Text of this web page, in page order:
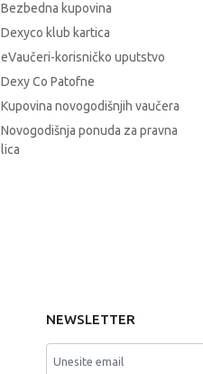
Bezbedna kupovina
Dexyco klub kartica
eVaučeri-korisničko uputstvo
Dexy Co Patofne
Kupovina novogodišnjih vaučera
Novogodišnja ponuda za pravna
lica
NEWSLETTER